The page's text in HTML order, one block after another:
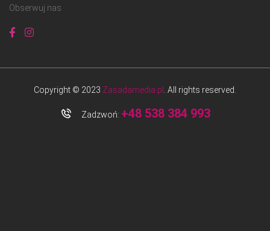
Obserwuj nas
Copyright © 2023 Zasadamedia.pl . All rights reserved.
Zadzwoń: +48 538 384 993